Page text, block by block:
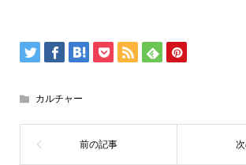
カルチャー